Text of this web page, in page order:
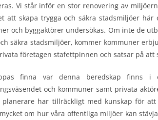
Vi står inför en stor renovering av
att skapa trygga och säkra stadsmiljöer
och byggaktörer undersökas. Om inte de
säkra stadsmiljöer, kommer kommuner
företagen stafettpinnen och satsar på att
finna var denna beredskap finns
och kommuner samt privata
har tillräckligt med kunskap för
om hur våra offentliga miljöer kan